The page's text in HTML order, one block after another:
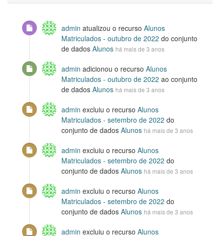
admin atualizou o recurso Alunos
Matriculados - outubro de 2022 do conjunto
de dados Alunos há mais de 3 anos
admin adicionou o recurso Alunos
Matriculados - outubro de 2022 ao conjunto
de dados Alunos há mais de 3 anos
admin excluiu o recurso Alunos
Matriculados - setembro de 2022 do
conjunto de dados Alunos há mais de 3 anos
admin excluiu o recurso Alunos
Matriculados - setembro de 2022 do
conjunto de dados Alunos há mais de 3 anos
admin excluiu o recurso Alunos
Matriculados - setembro de 2022 do
conjunto de dados Alunos há mais de 3 anos
admin excluiu o recurso Alunos